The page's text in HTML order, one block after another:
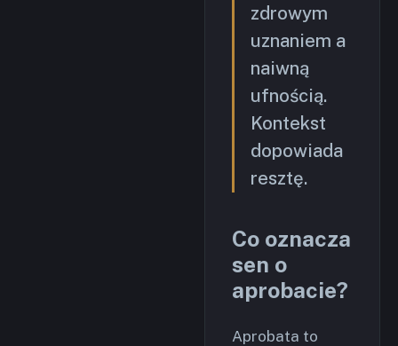
zdrowym
uznaniem a
naiwną
ufnością.
Kontekst
dopowiada
resztę.
Co oznacza
sen o
aprobacie?
Aprobata to